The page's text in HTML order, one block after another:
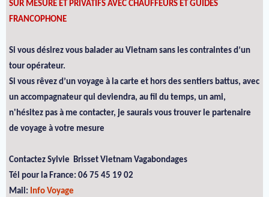
SUR MESURE ET PRIVATIFS AVEC CHAUFFEURS ET GUIDES
FRANCOPHONE
Si vous désirez vous balader au Vietnam sans les contraintes d’un
tour opérateur.
Si vous rêvez d’un voyage à la carte et hors des sentiers battus, avec
un accompagnateur qui deviendra, au fil du temps, un ami,
n'hésitez pas à me contacter, je saurais vous trouver le partenaire
de voyage à votre mesure
Contactez Sylvie Brisset Vietnam Vagabondages
Tél pour la France: 06 75 45 19 02
Mail: Info Voyage